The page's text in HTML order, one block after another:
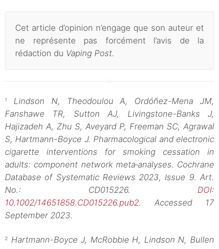
Cet article d’opinion n’engage que son auteur et
ne représente pas forcément l’avis de la
rédaction du Vaping Post.
1
Lindson N, Theodoulou A, Ordóñez-Mena JM,
Fanshawe TR, Sutton AJ, Livingstone-Banks J,
Hajizadeh A, Zhu S, Aveyard P, Freeman SC, Agrawal
S, Hartmann-Boyce J. Pharmacological and electronic
cigarette interventions for smoking cessation in
adults: component network meta‐analyses. Cochrane
Database of Systematic Reviews 2023, Issue 9. Art.
No.: CD015226. DOI:
10.1002/14651858.CD015226.pub2. Accessed 17
September 2023.
2
Hartmann-Boyce J, McRobbie H, Lindson N, Bullen